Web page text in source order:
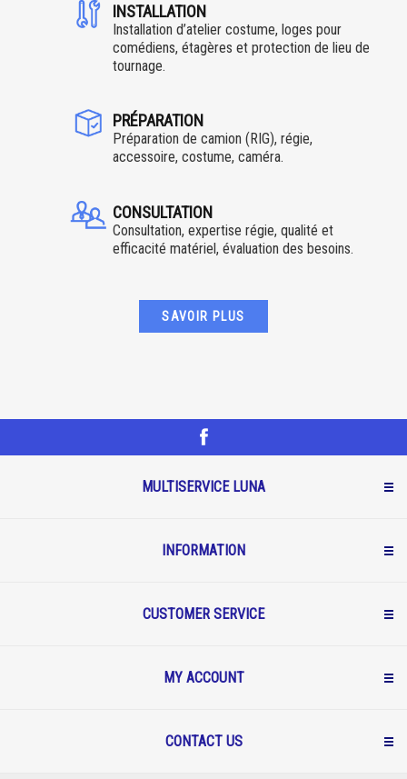
INSTALLATION
Installation d’atelier costume, loges pour
comédiens, étagères et protection de lieu de
tournage.
PRÉPARATION
Préparation de camion (RIG), régie,
accessoire, costume, caméra.
CONSULTATION
Consultation, expertise régie, qualité et
efficacité matériel, évaluation des besoins.
SAVOIR PLUS
MULTISERVICE LUNA
INFORMATION
CUSTOMER SERVICE
MY ACCOUNT
CONTACT US